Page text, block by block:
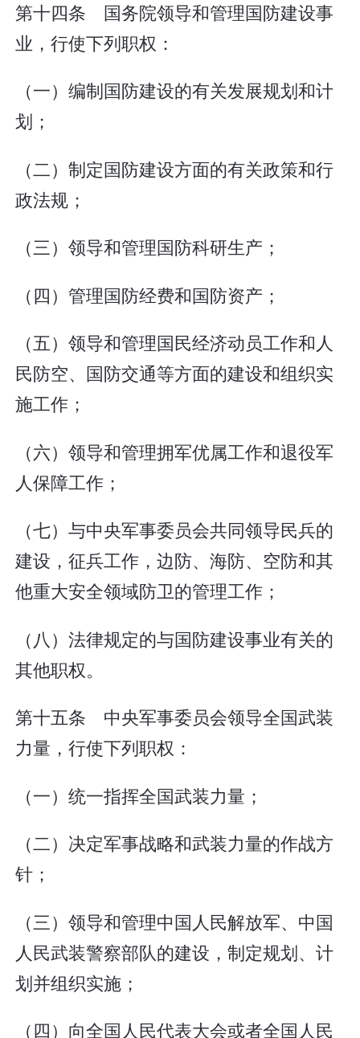
第十四条 国务院领导和管理国防建设事
业，行使下列职权：
（一）编制国防建设的有关发展规划和计
划；
（二）制定国防建设方面的有关政策和行
政法规；
（三）领导和管理国防科研生产；
（四）管理国防经费和国防资产；
（五）领导和管理国民经济动员工作和人
民防空、国防交通等方面的建设和组织实
施工作；
（六）领导和管理拥军优属工作和退役军
人保障工作；
（七）与中央军事委员会共同领导民兵的
建设，征兵工作，边防、海防、空防和其
他重大安全领域防卫的管理工作；
（八）法律规定的与国防建设事业有关的
其他职权。
第十五条 中央军事委员会领导全国武装
力量，行使下列职权：
（一）统一指挥全国武装力量；
（二）决定军事战略和武装力量的作战方
针；
（三）领导和管理中国人民解放军、中国
人民武装警察部队的建设，制定规划、计
划并组织实施；
（四）向全国人民代表大会或者全国人民